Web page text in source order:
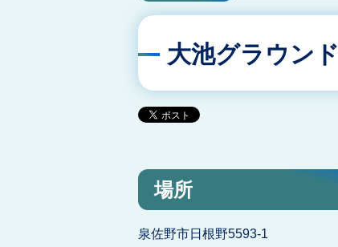
大池グラウンド
場所
泉佐野市日根野5593-1